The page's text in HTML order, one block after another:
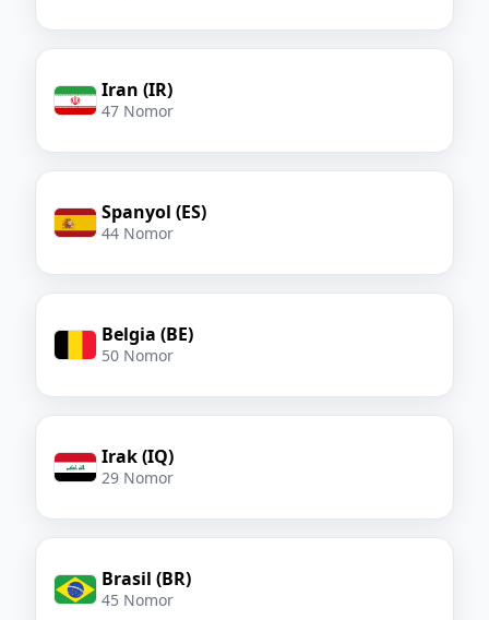
Iran (IR)
47 Nomor
Spanyol (ES)
44 Nomor
Belgia (BE)
50 Nomor
Irak (IQ)
29 Nomor
Brasil (BR)
45 Nomor